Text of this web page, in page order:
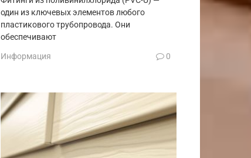
один из ключевых элементов любого
пластикового трубопровода. Они
обеспечивают
Информация 0